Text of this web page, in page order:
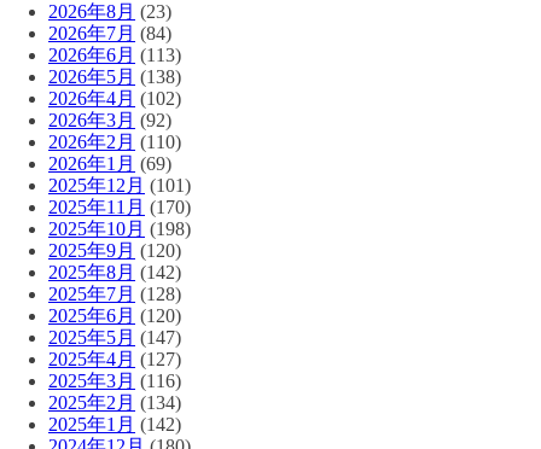
2026年8月 (23)
2026年7月 (84)
2026年6月 (113)
2026年5月 (138)
2026年4月 (102)
2026年3月 (92)
2026年2月 (110)
2026年1月 (69)
2025年12月 (101)
2025年11月 (170)
2025年10月 (198)
2025年9月 (120)
2025年8月 (142)
2025年7月 (128)
2025年6月 (120)
2025年5月 (147)
2025年4月 (127)
2025年3月 (116)
2025年2月 (134)
2025年1月 (142)